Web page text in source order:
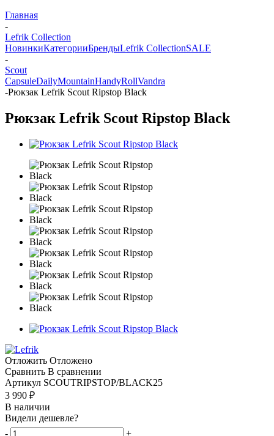
Главная
-
Lefrik Collection
НовинкиКатегорииБрендыLefrik CollectionSALE
-
Scout
CapsuleDailyMountainHandyRollVandra
-Рюкзак Lefrik Scout Ripstop Black
Рюкзак Lefrik Scout Ripstop Black
Отложить Отложено
Сравнить В сравнении
Артикул SCOUTRIPSTOP/BLACK25
3 990 ₽
В наличии
Видели дешевле?
-
+